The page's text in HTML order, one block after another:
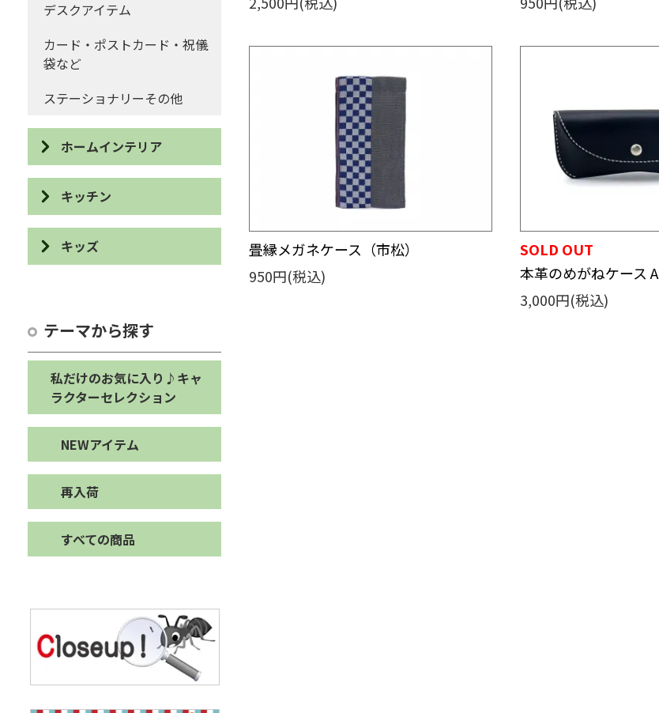
チャーム
デスクアイテム
カード・ポストカード・祝儀
袋など
ステーショナリーその他
ホームインテリア
スリッパ・バブーシュ
布ぞうり
クッション・カバー・マット
オブジェ
バス・トイレアイテム
ホームインテリアその他
キッチン
食器
カトラリー・ユーテンシル
エプロン・鍋敷き・鍋つかみ
布巾・手ぬぐい・たわし
コースター・ランチョンマッ
ト
キッチンその他
キッズ
オブジェ・ぬいぐるみ
バッグ・シューズケース・ペ
ンケース
キッズその他
テーマから探す
私だけのお気に入り♪キャ
ラクターセレクション
NEWアイテム
再入荷
すべての商品
畳縁メガネケース（市松）
950円(税込)
SOLD OUT
本革のめがねケース A
3,000円(税込)